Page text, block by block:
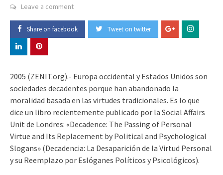
Leave a comment
Share on facebook Tweet on twitter
2005 (ZENIT.org).- Europa occidental y Estados Unidos son
sociedades decadentes porque han abandonado la
moralidad basada en las virtudes tradicionales. Es lo que
dice un libro recientemente publicado por la Social Affairs
Unit de Londres: «Decadence: The Passing of Personal
Virtue and Its Replacement by Political and Psychological
Slogans» (Decadencia: La Desaparición de la Virtud Personal
y su Reemplazo por Eslóganes Políticos y Psicológicos).